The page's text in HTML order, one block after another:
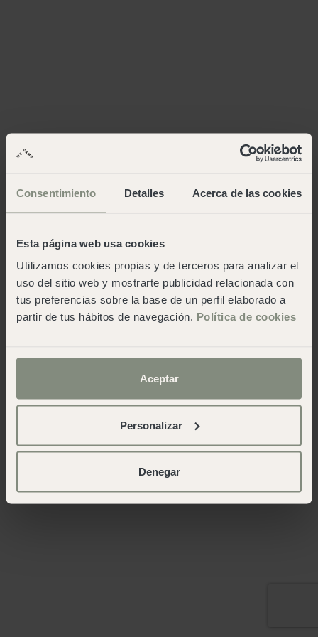
Consentimiento Detalles Acerca de las cookies
Esta página web usa cookies
Utilizamos cookies propias y de terceros para analizar el
uso del sitio web y mostrarte publicidad relacionada con
tus preferencias sobre la base de un perfil elaborado a
partir de tus hábitos de navegación. Política de cookies
Aceptar
Personalizar
Denegar